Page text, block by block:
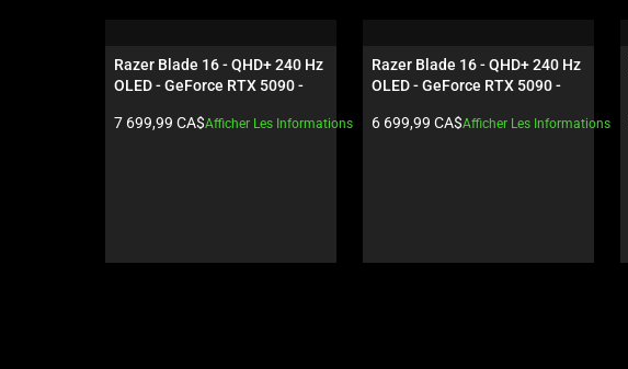
carousel.
Use
and
or
Razer Blade 16 - QHD+ 240 Hz
OLED - GeForce RTX 5090 -
Prix du produit:
7 699,99 CA$Afficher Les Informations
Razer Blade 16 - QHD+ 240 Hz
OLED - GeForce RTX 5090 -
Prix du produit:
6 699,99 CA$Afficher Les Informations